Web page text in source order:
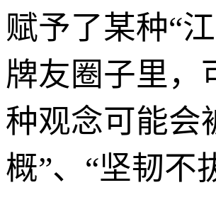
赋予了某种“
牌友圈子里，
种观念可能会
概”、“坚韧不